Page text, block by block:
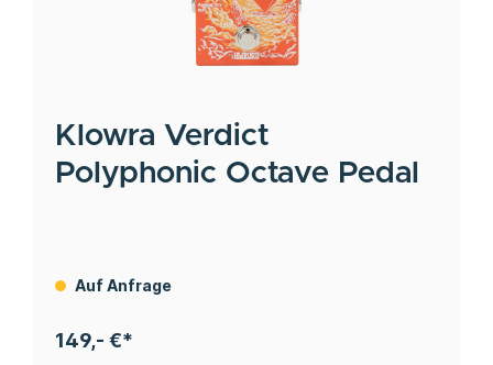
Klowra Verdict
Polyphonic Octave Pedal
Auf Anfrage
149,- €*